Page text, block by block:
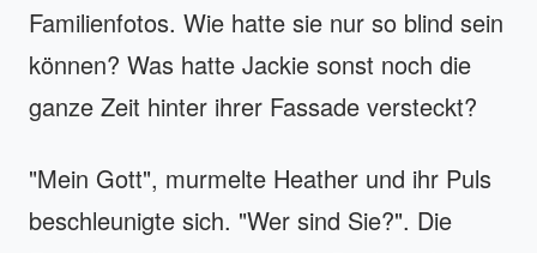
Familienfotos. Wie hatte sie nur so blind sein
können? Was hatte Jackie sonst noch die
ganze Zeit hinter ihrer Fassade versteckt?
"Mein Gott", murmelte Heather und ihr Puls
beschleunigte sich. "Wer sind Sie?". Die